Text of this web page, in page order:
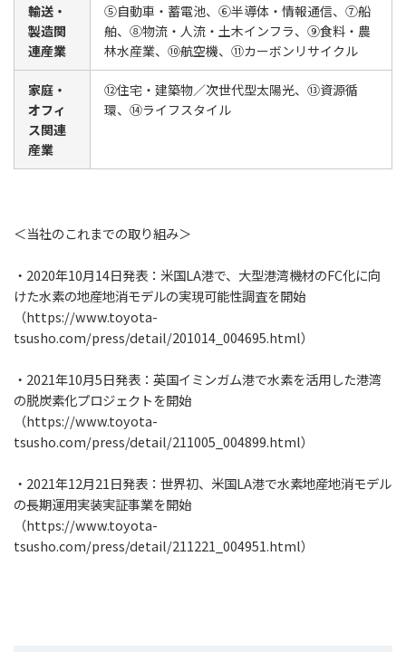
輸送・
製造関
連産業
⑤自動車・蓄電池、⑥半導体・情報通信、⑦船
舶、⑧物流・人流・土木インフラ、⑨食料・農
林水産業、⑩航空機、⑪カーボンリサイクル
家庭・
オフィ
ス関連
産業
⑫住宅・建築物／次世代型太陽光、⑬資源循
環、⑭ライフスタイル
＜当社のこれまでの取り組み＞
・2020年10月14日発表：米国LA港で、大型港湾機材のFC化に向
けた水素の地産地消モデルの実現可能性調査を開始
（https://www.toyota-
tsusho.com/press/detail/201014_004695.html）
・2021年10月5日発表：英国イミンガム港で水素を活用した港湾
の脱炭素化プロジェクトを開始
（https://www.toyota-
tsusho.com/press/detail/211005_004899.html）
・2021年12月21日発表：世界初、米国LA港で水素地産地消モデル
の長期運用実装実証事業を開始
（https://www.toyota-
tsusho.com/press/detail/211221_004951.html）